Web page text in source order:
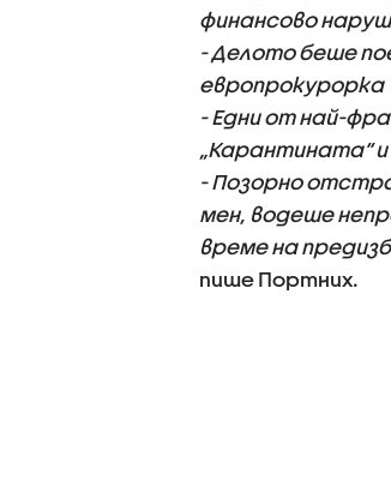
финансово
- Делото беше
европрокурорка
- Едни от най-
„Карантината“
- Позорно
мен, водеше
време на
пише Портних.